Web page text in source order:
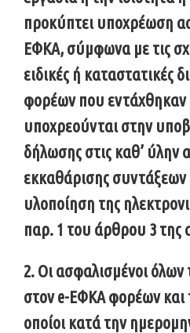
προκύπτει υποχρέωση
ΕΦΚΑ, σύμφωνα με τις
ειδικές ή καταστατικές
φορέων που
υποχρεούνται στην
δήλωσης στις καθ’ ύλην
εκκαθάρισης
υλοποίηση της
παρ. 1 του άρθρου 3 της
2. Οι ασφαλισμένοι
στον e-ΕΦΚΑ φορέων και
οποίοι κατά την